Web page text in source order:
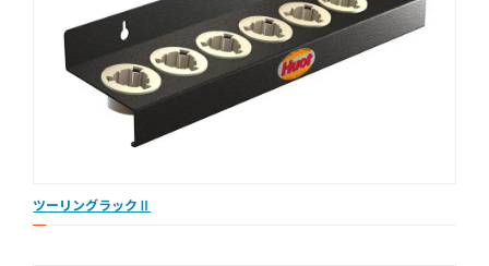
ツーリングラックⅡ